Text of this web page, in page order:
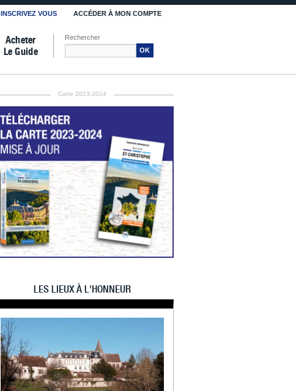
INSCRIVEZ VOUS ACCÉDER À MON COMPTE
Acheter
Le Guide
Rechercher
OK
Carte 2023-2024
LES LIEUX À L'HONNEUR